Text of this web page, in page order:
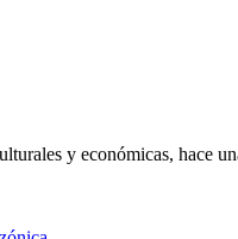
y económicas, hace